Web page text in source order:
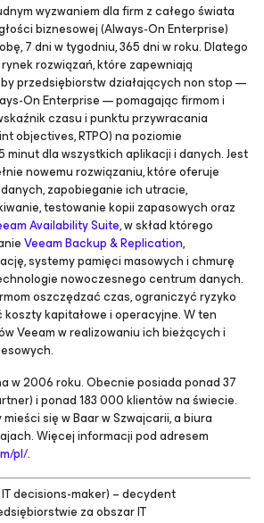
wyzwaniem dla firm z całego świata
biznesowej (Always-On Enterprise)
7 dni w tygodniu, 365 dni w roku. Dlatego
rozwiązań, które zapewniają
przedsiębiorstw działających non stop —
On Enterprise— pomagając firmom i
czasu i punktu przywracania
objectives, RTPO) na poziomie
minut dla wszystkich aplikacji i danych. Jest
nowemu rozwiązaniu, które oferuje
zapobieganie ich utracie,
testowanie kopii zapasowych oraz
Availability Suite, w skład którego
Veeam Backup & Replication,
systemy pamięci masowych i chmurę
nowoczesnego centrum danych.
oszczędzać czas, ograniczyć ryzyko
kapitałowe i operacyjne. W ten
Veeam w realizowaniu ich bieżących i
w 2006 roku. Obecnie posiada ponad 37
i ponad 183 000 klientów na świecie.
się w Baar w Szwajcarii, a biura
Więcej informacji pod adresem
pl/.
decisions-maker) – decydent
za obszar IT